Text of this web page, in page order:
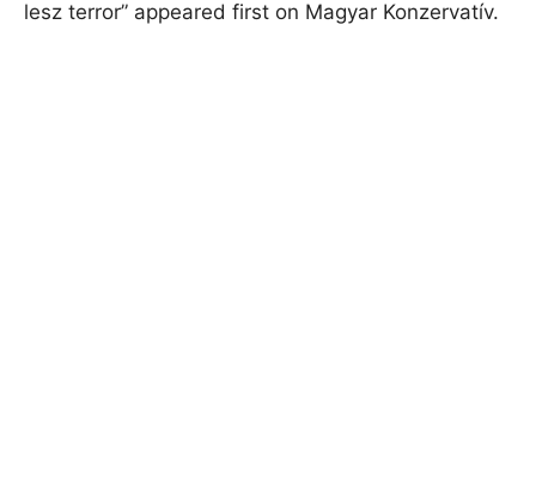
lesz terror” appeared first on Magyar Konzervatív.